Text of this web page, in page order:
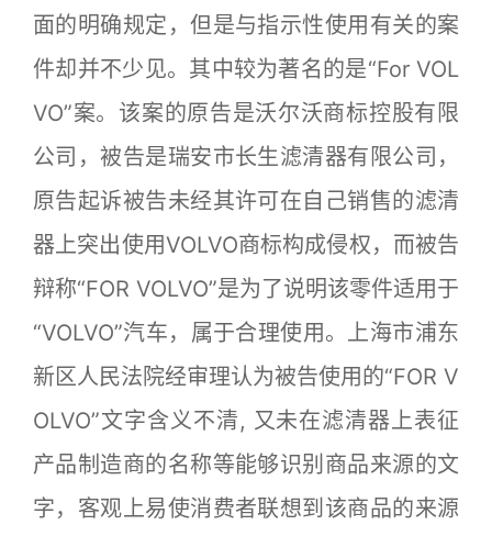
面的明确规定，但是与指示性使用有关的案
件却并不少见。其中较为著名的是“For VOL
VO”案。该案的原告是沃尔沃商标控股有限
公司，被告是瑞安市长生滤清器有限公司，
原告起诉被告未经其许可在自己销售的滤清
器上突出使用VOLVO商标构成侵权，而被告
辩称“FOR VOLVO”是为了说明该零件适用于
“VOLVO”汽车，属于合理使用。上海市浦东
新区人民法院经审理认为被告使用的“FOR V
OLVO”文字含义不清, 又未在滤清器上表征
产品制造商的名称等能够识别商品来源的文
字，客观上易使消费者联想到该商品的来源